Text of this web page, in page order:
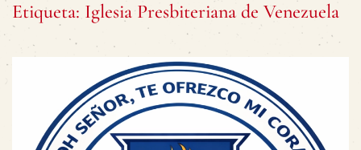
Etiqueta: Iglesia Presbiteriana de Venezuela